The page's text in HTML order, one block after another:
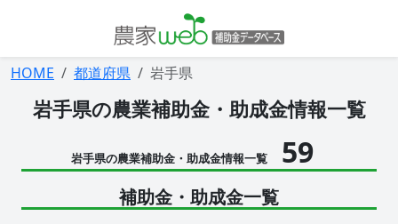
HOME 都道府県 岩手県
岩手県の農業補助金・助成金情報一覧
岩手県の農業補助金・助成金情報一覧 59
補助金・助成金一覧